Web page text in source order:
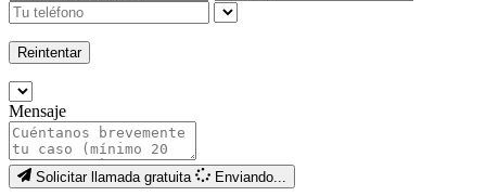
Reintentar
Mensaje
Solicitar llamada gratuita Enviando...